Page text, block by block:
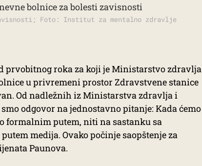
Foto: Institut za mentalno zdravlje
prvobitnog roka za koji je Ministarstvo zdravlja
u privremeni prostor Zdravstvene stanice
Od nadležnih iz Ministarstva zdravlja i
odgovor na jednostavno pitanje: Kada ćemo
formalnim putem, niti na sastanku sa
medija. Ovako počinje saopštenje za
Paunova.